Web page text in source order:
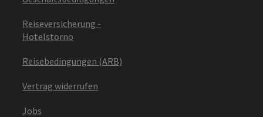
Reiseversicherung -
Hotelstorno
Reisebedingungen (ARB)
Vertrag widerrufen
Jobs